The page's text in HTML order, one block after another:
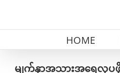
HOME
မျက်နှာအသားအရေလှပ